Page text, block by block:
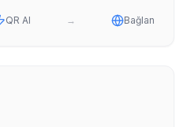
QR Al → Bağlan